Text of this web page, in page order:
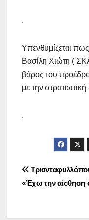
.
Υπενθυμίζεται
Βασίλη Χιώτη (
βάρος του
με την στρατιωτική
.
άρθρων
«Έχω την αίσθηση